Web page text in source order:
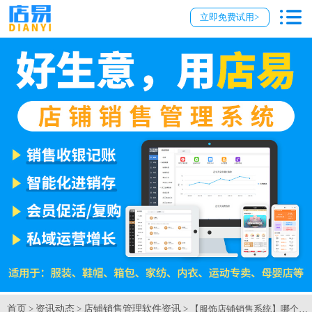
立即免费试用>
首页 > 资讯动态 > 店铺销售管理软件资讯 > 【服饰店铺销售系统】哪个